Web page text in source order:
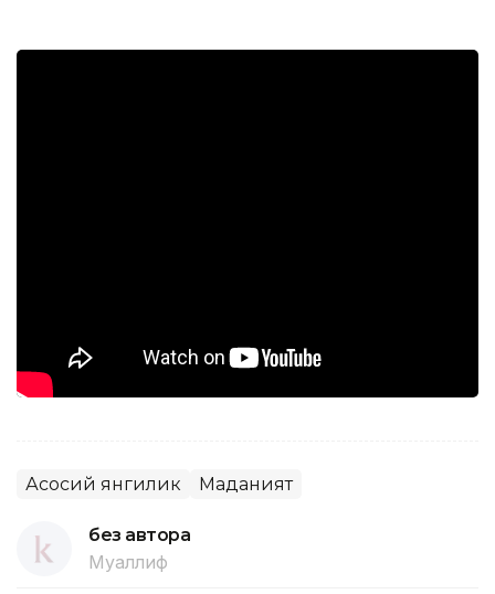
Асосий янгилик Маданият
без автора
Муаллиф